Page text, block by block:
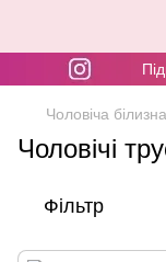
Чоловіча білизна
Чоловічі
Фільтр